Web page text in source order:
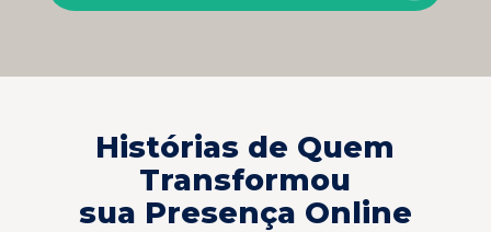
Histórias de Quem
Transformou
sua Presença Online